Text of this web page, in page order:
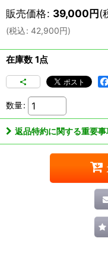
販売価格: 39,000円(
(税込: 42,900円)
在庫数 1点
数量:
返品特約に関する重要事